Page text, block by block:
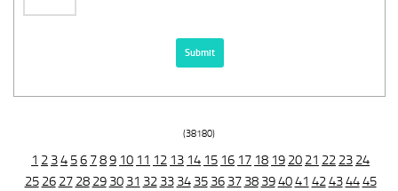
(38180)
1 2 34 56 789 10 11 12 13 14 15 16 17 18 19 20 21 22 23 24
25 26 27 28 29 30 31 32 33 34 35 36 37 38 394041 42434445